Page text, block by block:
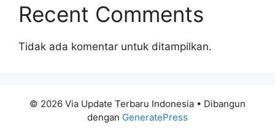
Recent Comments
Tidak ada komentar untuk ditampilkan.
© 2026 Via Update Terbaru Indonesia • Dibangun
dengan GeneratePress